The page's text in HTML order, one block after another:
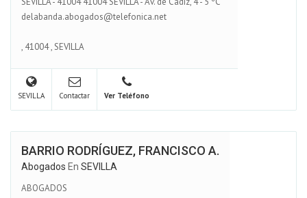
delabanda.abogados@telefonica.net
, 41004,SEVILLA
SEVILLA Contactar Ver Teléfono
BARRIO RODRÍGUEZ, FRANCISCO A.
Abogados En SEVILLA
ABOGADOS